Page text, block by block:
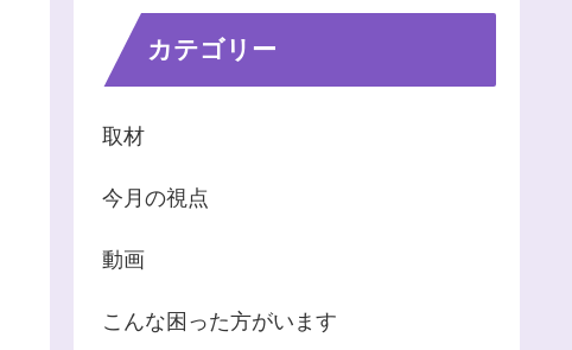
カテゴリー
取材
今月の視点
動画
こんな困った方がいます